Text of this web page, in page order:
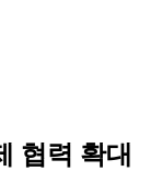
협력 확대